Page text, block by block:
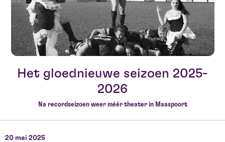
Het gloednieuwe seizoen 2025-
2026
Na recordseizoen weer méér theater in Maaspoort
20 mei 2025